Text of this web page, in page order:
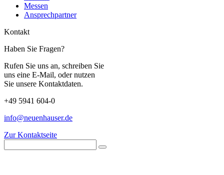
Messen
Ansprechpartner
Kontakt
Haben Sie Fragen?
Rufen Sie uns an, schreiben Sie
uns eine E-Mail, oder nutzen
Sie unsere Kontaktdaten.
+49 5941 604-0
info@neuenhauser.de
Zur Kontaktseite